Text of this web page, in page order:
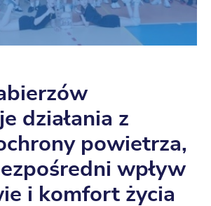
działania z
powietrza,
wpływ
i komfort życia